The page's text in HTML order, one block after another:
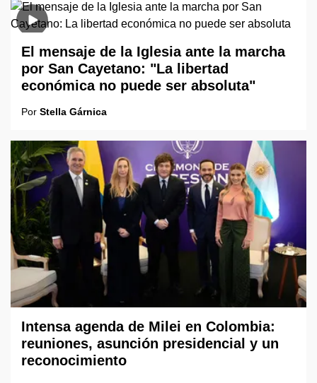
El mensaje de la Iglesia ante la marcha
por San Cayetano: "La libertad
económica no puede ser absoluta"
Por Stella Gárnica
Intensa agenda de Milei en Colombia:
reuniones, asunción presidencial y un
reconocimiento